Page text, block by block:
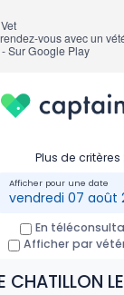
Plus de critères :
vendredi 07 août
En
Afficher par
CHATILLON
vous avec un
Sur Google Play